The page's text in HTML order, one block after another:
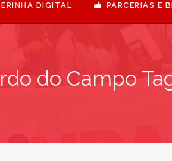
DIGITAL PARCERIAS E
do Campo